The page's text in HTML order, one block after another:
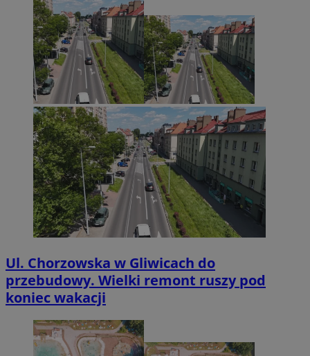
Ul. Chorzowska w Gliwicach do
przebudowy. Wielki remont ruszy pod
koniec wakacji